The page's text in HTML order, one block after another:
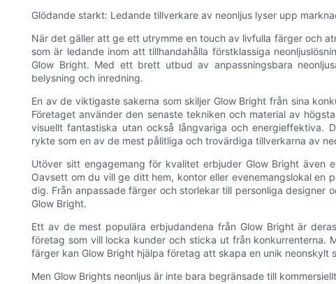
Glödande starkt: Ledande tillverkare av neonljus lyser upp
När det gäller att ge ett utrymme en touch av livfulla färger och
som är ledande inom att tillhandahålla förstklassiga
Glow Bright. Med ett brett utbud av anpassningsbara
belysning och inredning.
En av de viktigaste sakerna som skiljer Glow Bright från sina
Företaget använder den senaste tekniken och material av
visuellt fantastiska utan också långvariga och energieffektiva.
rykte som en av de mest pålitliga och trovärdiga tillverkarna av
Utöver sitt engagemang för kvalitet erbjuder Glow Bright även
Oavsett om du vill ge ditt hem, kontor eller evenemangslokal en
dig. Från anpassade färger och storlekar till personliga designer
Glow Bright.
Ett av de mest populära erbjudandena från Glow Bright är
företag som vill locka kunder och sticka ut från konkurrenterna.
färger kan Glow Bright hjälpa företag att skapa en unik
Men Glow Brights neonljus är inte bara begränsade till